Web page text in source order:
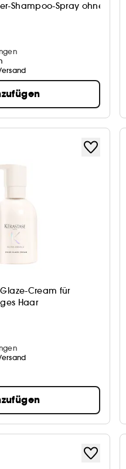
Shampoo-Spray ohne
Glaze-Cream für
Haar